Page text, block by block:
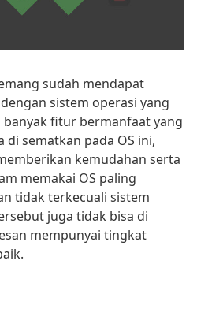
sudah mendapat
sistem operasi yang
fitur bermanfaat yang
sematkan pada OS ini,
kemudahan serta
memakai OS paling
tidak terkecuali sistem
juga tidak bisa di
mempunyai tingkat